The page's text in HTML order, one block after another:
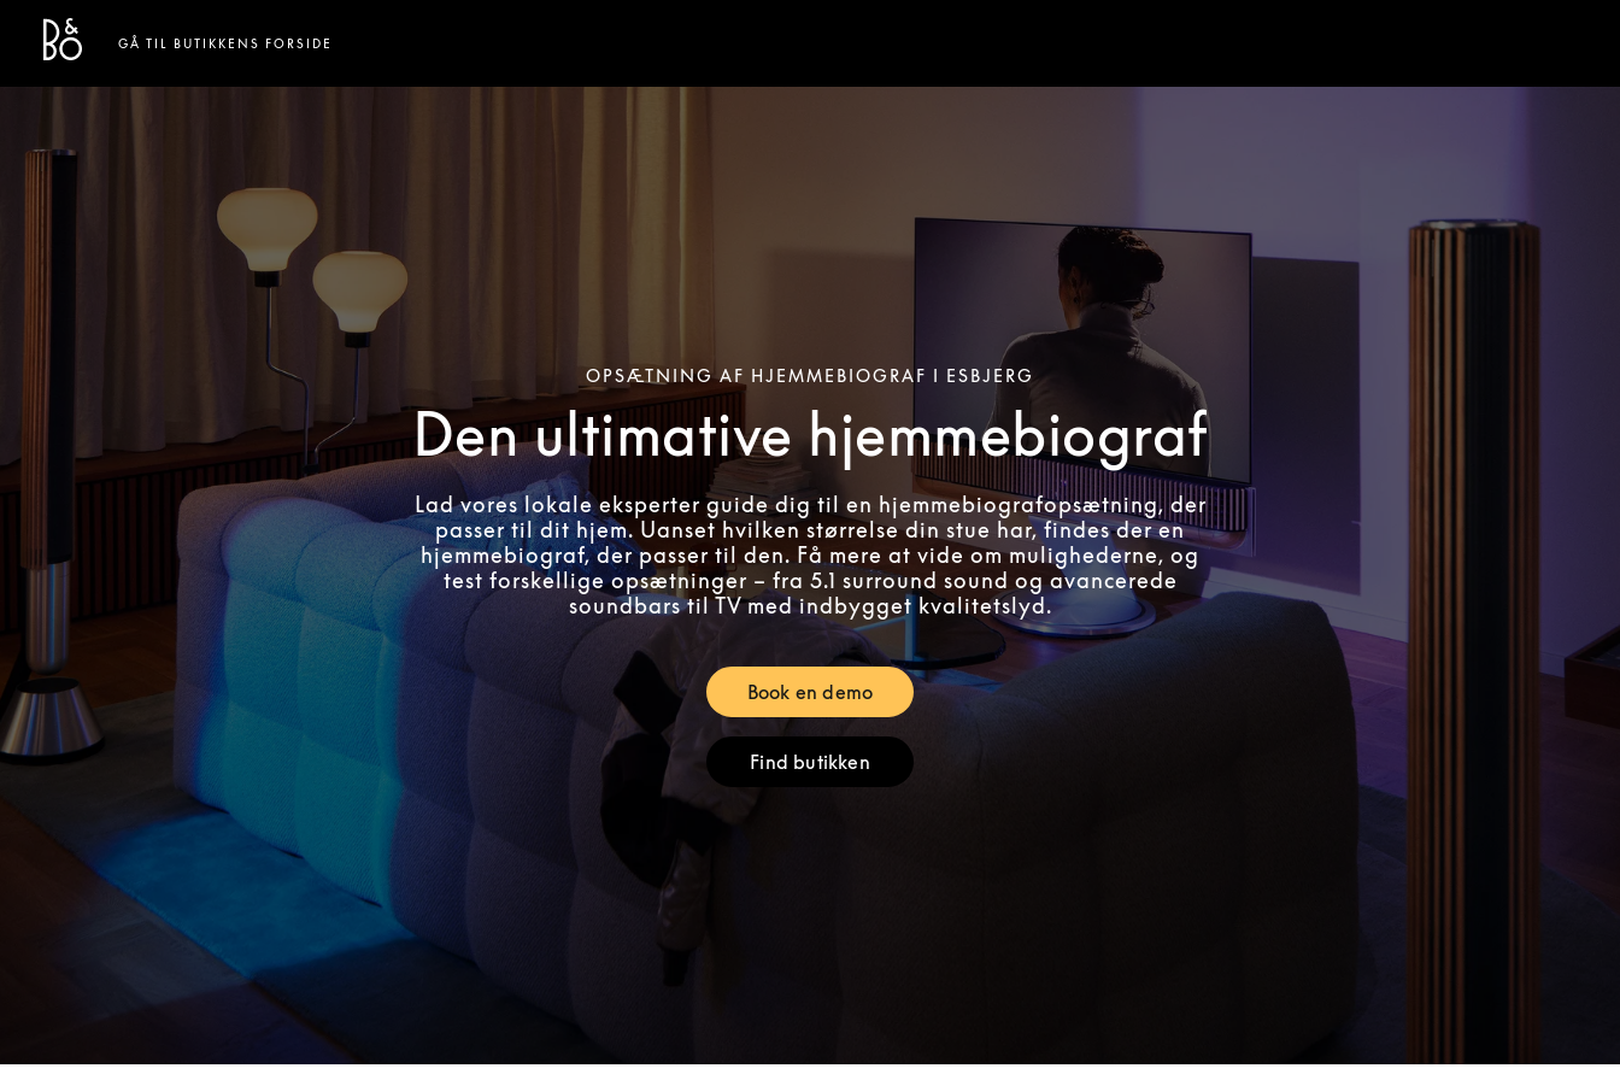
Bang & Olufsen - Exist to Create
Link Opens in New Tab
GÅ TIL BUTIKKENS FORSIDE
OPSÆTNING AF HJEMMEBIOGRAF I ESBJERG
Den ultimative hjemmebiograf
Lad vores lokale eksperter guide dig til en hjemmebiografopsætning, der
passer til dit hjem. Uanset hvilken størrelse din stue har, findes der en
hjemmebiograf, der passer til den. Få mere at vide om mulighederne, og
test forskellige opsætninger – fra 5.1 surround sound og avancerede
soundbars til TV med indbygget kvalitetslyd.
Book en demoLink Opens in New Tab
Find butikkenLink Opens in New Tab